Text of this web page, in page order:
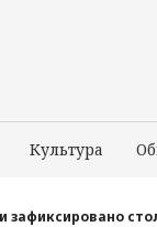
Культура
зафиксировано